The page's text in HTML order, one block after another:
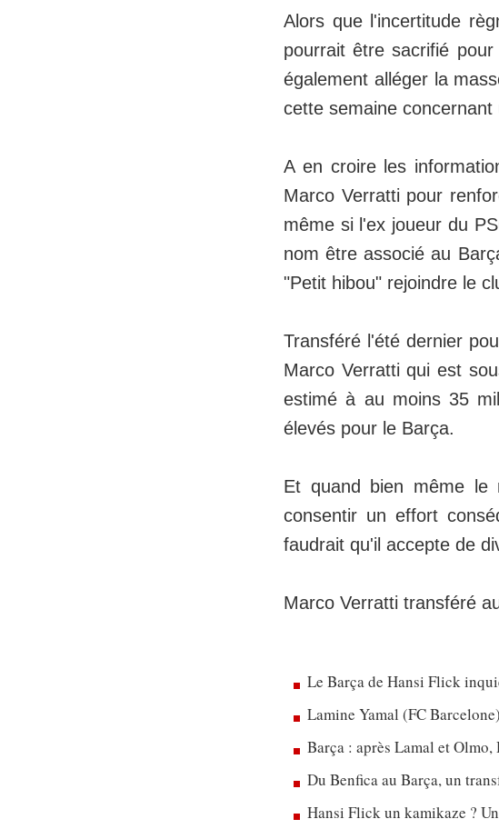
Alors que l'incertitude
pourrait être sacrifié
également alléger la
cette semaine
A en croire les
Marco Verratti pour
même si l'ex joueur du
nom être associé au
"Petit hibou" rejoindre le
Transféré l'été dernier
Marco Verratti qui est
estimé à au moins 35
élevés pour le Barça.
Et quand bien même le
consentir un effort
faudrait qu'il accepte de
Marco Verratti transféré
Le Barça de Hansi Flick
Lamine Yamal (FC
Barça : après Lamal et
Du Benfica au Barça, un
Hansi Flick un kamikaze ?